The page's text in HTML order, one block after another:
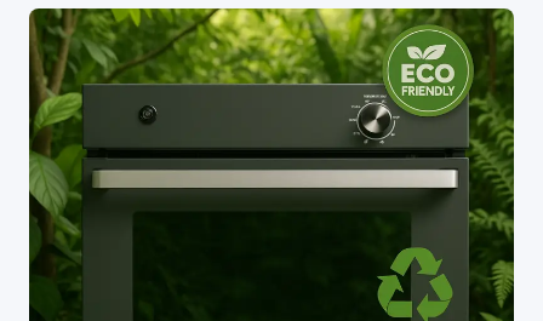
SALUDABLE:
RECETAS
FÁCILES
EN
TU
ABBA